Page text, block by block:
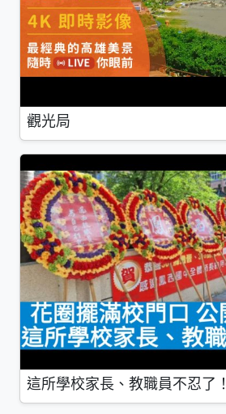
觀光局
這所學校家長、教職員不忍了